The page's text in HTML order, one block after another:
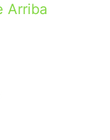
Arriba